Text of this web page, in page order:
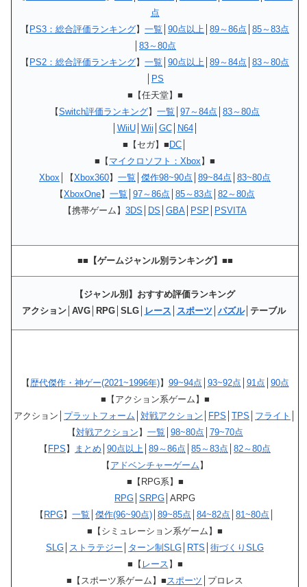
点
【 PS3：総合評価ランキング】 一覧 90点以上 89～86点 85～83点
83～80点
【 PS2：総合評価ランキング】 一覧 90点以上 89～84点 83～80点
PS
■【任天堂】■
【Switch評価ランキング】 一覧 97～84点 83～80点
WiiU│ Wii GC│ N64│
■【セガ】■ DC
■【 マイクロソフト：Xbox 】■
Xbox │【Xbox360】 一覧 傑作98~90点 89~84点 83~80点
【XboxOne】 一覧 97～86点 85～83点 82～80点
【携帯ゲーム】 3DS DS GBA PSP PSVITA
■■【ゲームジャンル別ランキング】■■
【ジャンル別】おすすめ評価ランキング
アクション│AVG│RPG│SLG│
レース スポーツ パズル│テーブル
【歴代傑作・神ゲー(2021~1996年)】 99~94点 93~92点 91点 90点
■【アクション系ゲーム】■
アクション│ プラットフォーム 対戦アクション FPS TPS フライト
【対戦アクション 】 一覧 98~80点 79~70点
【 FPS 】 まとめ 90点以上 89～86点 85～83点 82～80点
【 アドベンチャーゲーム 】
■【RPG系】■
RPG SRPG │ARPG
【 RPG】 一覧 傑作(96~90点) 89~85点 84~82点 81~80点
■【シミュレーション系ゲーム】■
SLG ストラテジー ターン制SLG RTS 街づくりSLG
■【 レース 】■
■【スポーツ系ゲーム】■スポーツ │プロレス